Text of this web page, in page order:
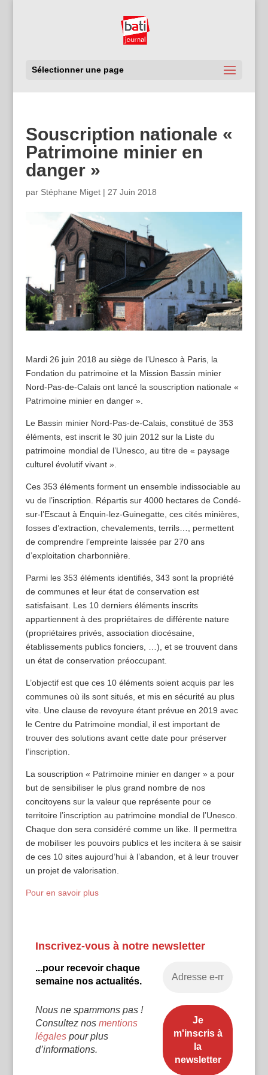
Sélectionner une page
Souscription nationale «
Patrimoine minier en
danger »
par Stéphane Miget| 27 Juin 2018
Mardi 26 juin 2018 au siège de l’Unesco à Paris, la
Fondation du patrimoine et la Mission Bassin minier
Nord-Pas-de-Calais ont lancé la souscription nationale «
Patrimoine minier en danger ».
Le Bassin minier Nord-Pas-de-Calais, constitué de 353
éléments, est inscrit le 30 juin 2012 sur la Liste du
patrimoine mondial de l’Unesco, au titre de « paysage
culturel évolutif vivant ».
Ces 353 éléments forment un ensemble indissociable au
vu de l’inscription. Répartis sur 4000 hectares de Condé-
sur-l’Escaut à Enquin-lez-Guinegatte, ces cités minières,
fosses d’extraction, chevalements, terrils…, permettent
de comprendre l’empreinte laissée par 270 ans
d’exploitation charbonnière.
Parmi les 353 éléments identifiés, 343 sont la propriété
de communes et leur état de conservation est
satisfaisant. Les 10 derniers éléments inscrits
appartiennent à des propriétaires de différente nature
(propriétaires privés, association diocésaine,
établissements publics fonciers, …), et se trouvent dans
un état de conservation préoccupant.
L’objectif est que ces 10 éléments soient acquis par les
communes où ils sont situés, et mis en sécurité au plus
vite. Une clause de revoyure étant prévue en 2019 avec
le Centre du Patrimoine mondial, il est important de
trouver des solutions avant cette date pour préserver
l’inscription.
La souscription « Patrimoine minier en danger » a pour
but de sensibiliser le plus grand nombre de nos
concitoyens sur la valeur que représente pour ce
territoire l’inscription au patrimoine mondial de l’Unesco.
Chaque don sera considéré comme un like. Il permettra
de mobiliser les pouvoirs publics et les incitera à se saisir
de ces 10 sites aujourd’hui à l’abandon, et à leur trouver
un projet de valorisation.
Pour en savoir plus
Inscrivez-vous à notre newsletter
...pour recevoir chaque
semaine nos actualités.
Nous ne spammons pas !
Consultez nos mentions
légalespour plus
d’informations.